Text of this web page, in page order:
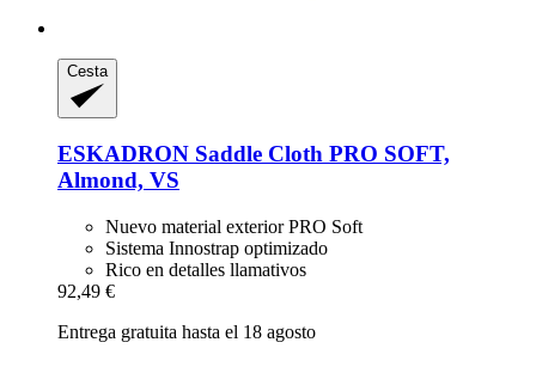
Cesta
ESKADRON Saddle Cloth PRO SOFT,
Almond, VS
Nuevo material exterior PRO Soft
Sistema Innostrap optimizado
Rico en detalles llamativos
92,49 €
Entrega gratuita hasta el 18 agosto